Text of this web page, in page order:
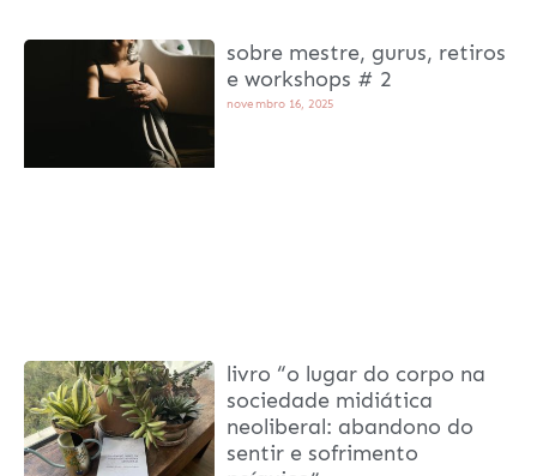
sobre mestre, gurus, retiros
e workshops # 2
novembro 16, 2025
livro “o lugar do corpo na
sociedade midiática
neoliberal: abandono do
sentir e sofrimento